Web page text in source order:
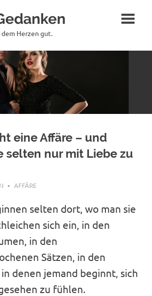
Herzen gut.
eine Affäre – und
selten nur mit Liebe zu
AFFÄRE
selten dort, wo man sie
sich ein, in den
in den
Sätzen, in den
denen jemand beginnt, sich
zu fühlen.